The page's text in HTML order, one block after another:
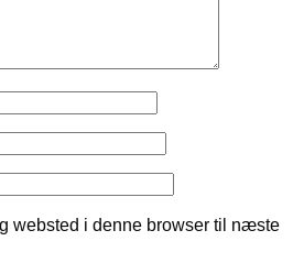
websted i denne browser til næste